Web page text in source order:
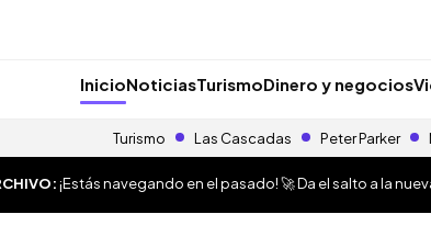
InicioNoticiasTurismoDinero y negocios
Turismo Las Cascadas Peter Parker
¡Estás navegando en el pasado! 🚀 Da el salto a la